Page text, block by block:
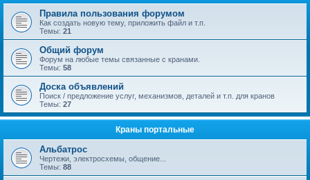
с
Правила пользования форумом
Как создать новую тему, приложить файл и т.п.
Темы: 21
Общий форум
Форум на любые темы связанные с кранами.
Темы: 58
Доска объявлений
Поиск / предложение услуг, механизмов, деталей и т.п. для кранов
Темы: 27
Краны портальные
Альбатрос
Чертежи, электросхемы, общение...
Темы: 88